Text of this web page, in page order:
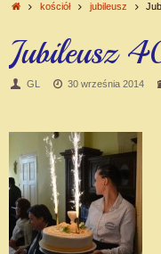
kościół jubileusz
Jubileusz
GL 30 września 2014